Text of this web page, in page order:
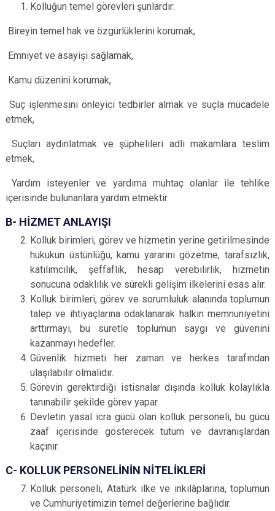
Kolluğun temel görevleri şunlardır:
Bireyin temel hak ve özgürlüklerini korumak,
Emniyet ve asayişi sağlamak,
Kamu düzenini korumak,
Suç işlenmesini önleyici tedbirler almak ve suçla mücadele
etmek,
Suçları aydınlatmak ve şüphelileri adli makamlara teslim
etmek,
Yardım isteyenler ve yardıma muhtaç olanlar ile tehlike
içerisinde bulunanlara yardım etmektir.
B- HİZMET ANLAYIŞI
Kolluk birimleri, görev ve hizmetin yerine getirilmesinde
hukukun üstünlüğü, kamu yararını gözetme, tarafsızlık,
katılımcılık, şeffaflık, hesap verebilirlik, hizmetin
sonucuna odaklılık ve sürekli gelişim ilkelerini esas alır.
Kolluk birimleri, görev ve sorumluluk alanında toplumun
talep ve ihtiyaçlarına odaklanarak halkın memnuniyetini
arttırmayı, bu suretle toplumun saygı ve güvenini
kazanmayı hedefler.
Güvenlik hizmeti her zaman ve herkes tarafından
ulaşılabilir olmalıdır.
Görevin gerektirdiği istisnalar dışında kolluk kolaylıkla
tanınabilir şekilde görev yapar.
Devletin yasal icra gücü olan kolluk personeli, bu gücü
zaaf içerisinde gösterecek tutum ve davranışlardan
kaçınır.
C- KOLLUK PERSONELİNİN NİTELİKLERİ
Kolluk personeli, Atatürk ilke ve inkılâplarına, toplumun
ve Cumhuriyetimizin temel değerlerine bağlıdır.